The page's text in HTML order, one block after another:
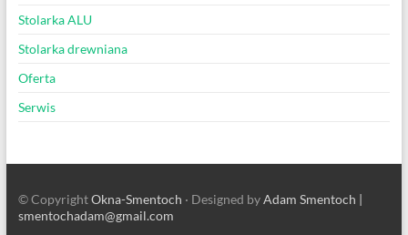
Stolarka ALU
Stolarka drewniana
Oferta
Serwis
© CopyrightOkna-Smentoch · Designed byAdam Smentoch |
smentochadam@gmail.com